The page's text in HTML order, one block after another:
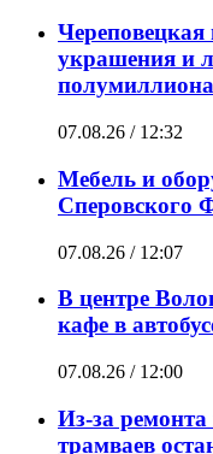
Череповецкая
украшения и
07.08.26 / 12:32
Мебель и
Сперовского
07.08.26 / 12:07
В центре
кафе в
07.08.26 / 12:00
Из-за ремонта
трамваев